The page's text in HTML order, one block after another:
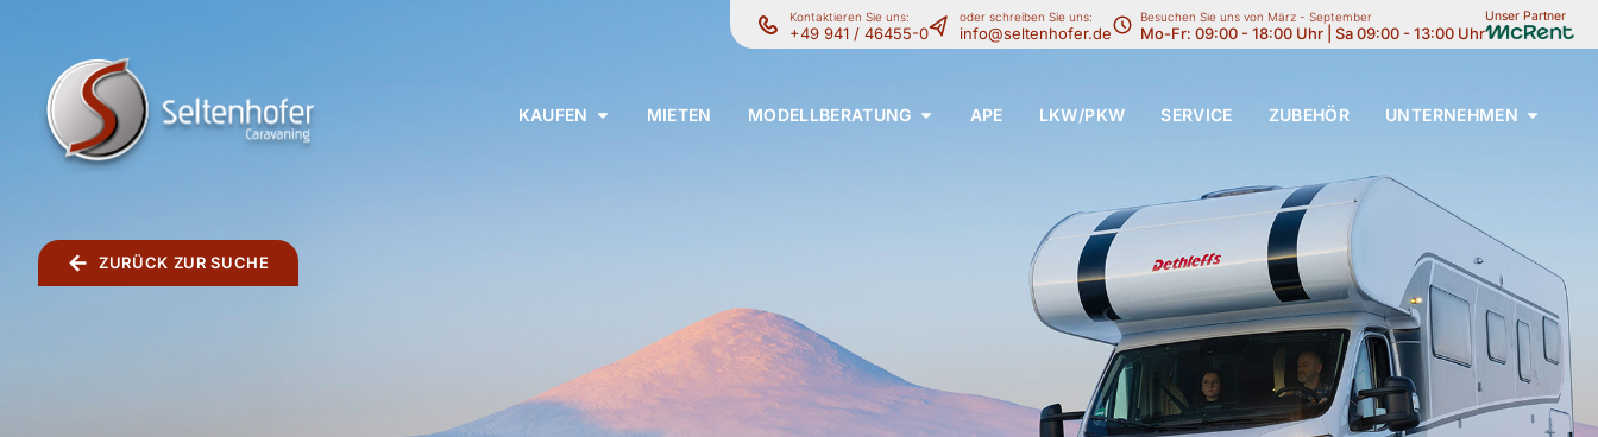
KAUFEN MIETEN MODELLBERATUNG APE LKW/PKW SERVICE ZUBEHÖR UNTERNEHMEN
Kontaktieren Sie uns:
+49 941 / 46455-0
oder schreiben Sie uns:
info@seltenhofer.de
Besuchen Sie uns von März - September
Mo-Fr: 09:00 - 18:00 Uhr | Sa 09:00 - 13:00 Uhr
Unser Partner
TOGGLE
MENU
ZURÜCK ZUR SUCHE